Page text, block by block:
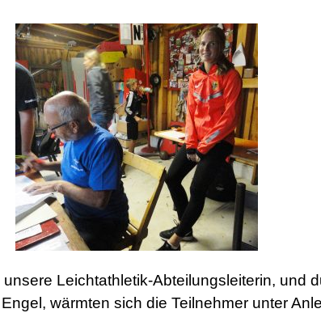
Leichtathletik-Abteilungsleiterin, und
wärmten sich die Teilnehmer unter